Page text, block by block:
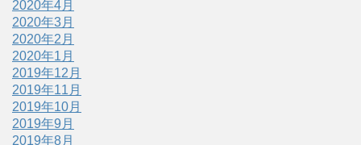
2020年4月
2020年3月
2020年2月
2020年1月
2019年12月
2019年11月
2019年10月
2019年9月
2019年8月